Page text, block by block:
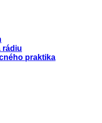
rádiu
praktika